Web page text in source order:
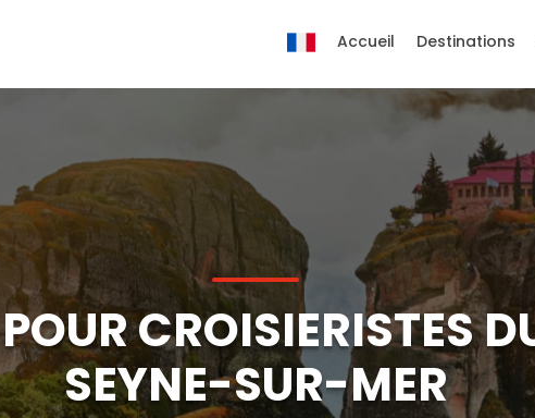
CROISIERISTES
SEYNE-SUR-MER
Accueil Destinations